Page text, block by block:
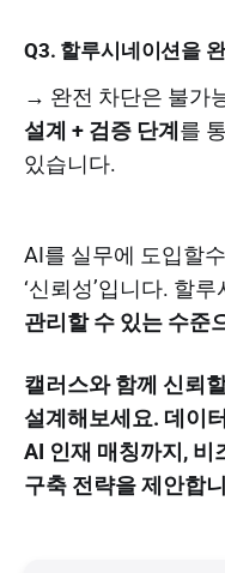
Q3. 할루시네이션을
→ 완전 차단은 불가
설계 + 검증 단계를
있습니다.
AI를 실무에 도입할
‘신뢰성’입니다. 할
관리할 수 있는 수준
캘러스와 함께 신뢰
설계해보세요. 데이
AI 인재 매칭까지, 비
구축 전략을 제안합